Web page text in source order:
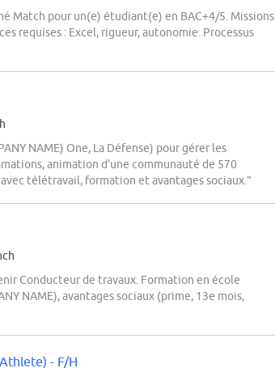
Match pour un(e) étudiant(e) en BAC+4/5. Missions
requises : Excel, rigueur, autonomie. Processus
NAME) One, La Défense) pour gérer les
animation d'une communauté de 570
télétravail, formation et avantages sociaux.”
Conducteur de travaux. Formation en école
NAME), avantages sociaux (prime, 13e mois,
- F/H